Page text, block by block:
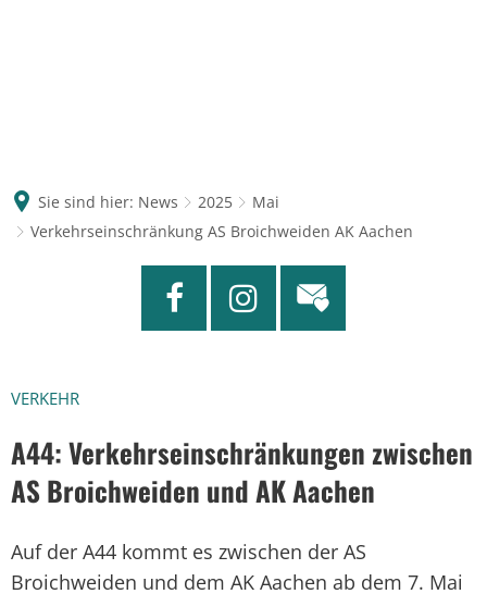
Sie sind hier: News 2025
Mai
Verkehrseinschränkung AS Broichweiden AK Aachen
VERKEHR
A44: Verkehrseinschränkungen zwischen
AS Broichweiden und AK Aachen
Auf der A44 kommt es zwischen der AS
Broichweiden und dem AK Aachen ab dem 7. Mai